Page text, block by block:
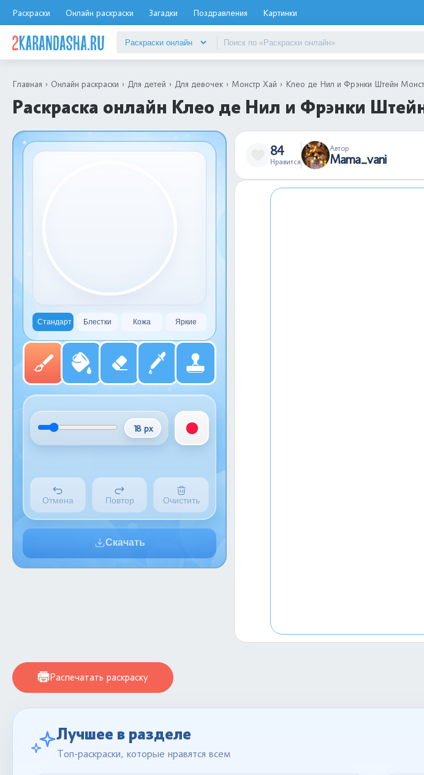
Раскраски Онлайн раскраски Загадки Поздравления Картинки
Главная Онлайн раскраски Для детей Для девочек Монстр Хай Клео де Нил и Фрэнки Штейн
Раскраска онлайн Клео де Нил и Фрэнки
Стандарт Блестки Кожа Яркие
18 px
Отмена Повтор Очистить
Скачать
84
Нравится
Автор
Mama_vani
Распечатать раскраску
Лучшее в разделе
Топ-раскраски, которые нравятся всем